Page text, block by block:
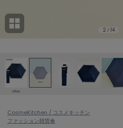
ョン雑貨 (865)
/ランジェリー (127)
ェア (121)
(124)
Ame no chi Hare
アメノチハレ
アモマ
ánuans
アニュアンス
アンヌーク
2 / 14
other
CosmeKitchen / コスメキッチン
ファッション雑貨傘